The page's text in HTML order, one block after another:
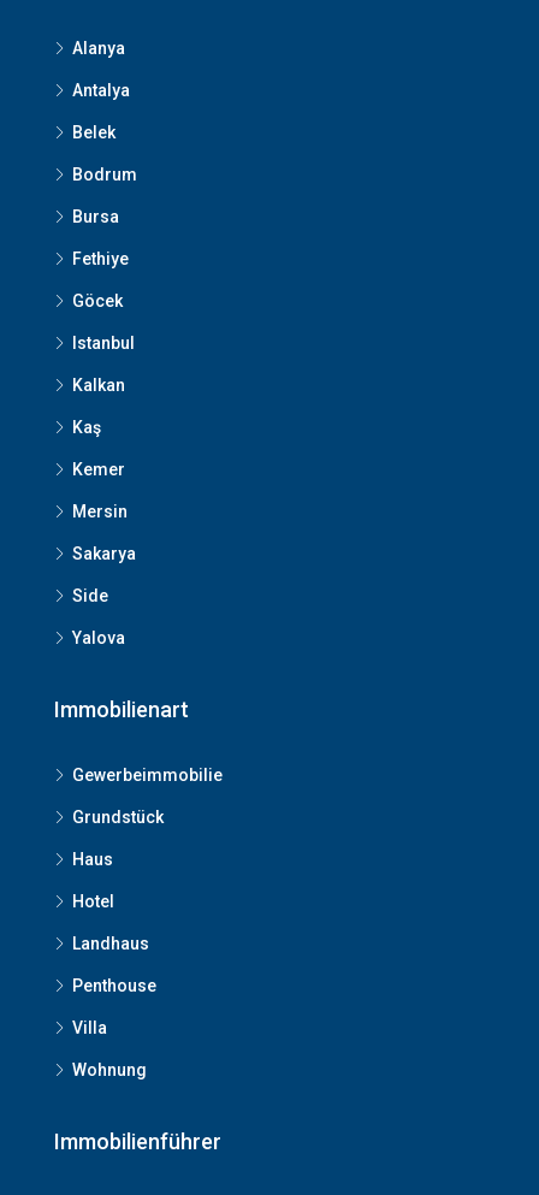
Alanya
Antalya
Belek
Bodrum
Bursa
Fethiye
Göcek
Istanbul
Kalkan
Kaş
Kemer
Mersin
Sakarya
Side
Yalova
Immobilienart
Gewerbeimmobilie
Grundstück
Haus
Hotel
Landhaus
Penthouse
Villa
Wohnung
Immobilienführer